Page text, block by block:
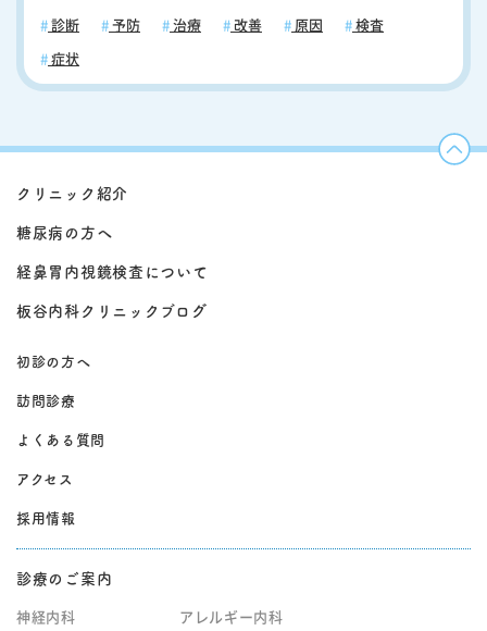
診断 予防 治療 改善 原因 検査
症状
クリニック紹介
糖尿病の方へ
経鼻胃内視鏡検査について
板谷内科クリニックブログ
初診の方へ
訪問診療
よくある質問
アクセス
採用情報
診療のご案内
神経内科 アレルギー内科